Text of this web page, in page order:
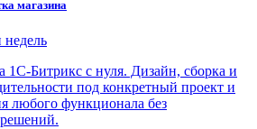
магазина
недель
1С-Битрикс с нуля. Дизайн, сборка и
под конкретный проект и
любого функционала без